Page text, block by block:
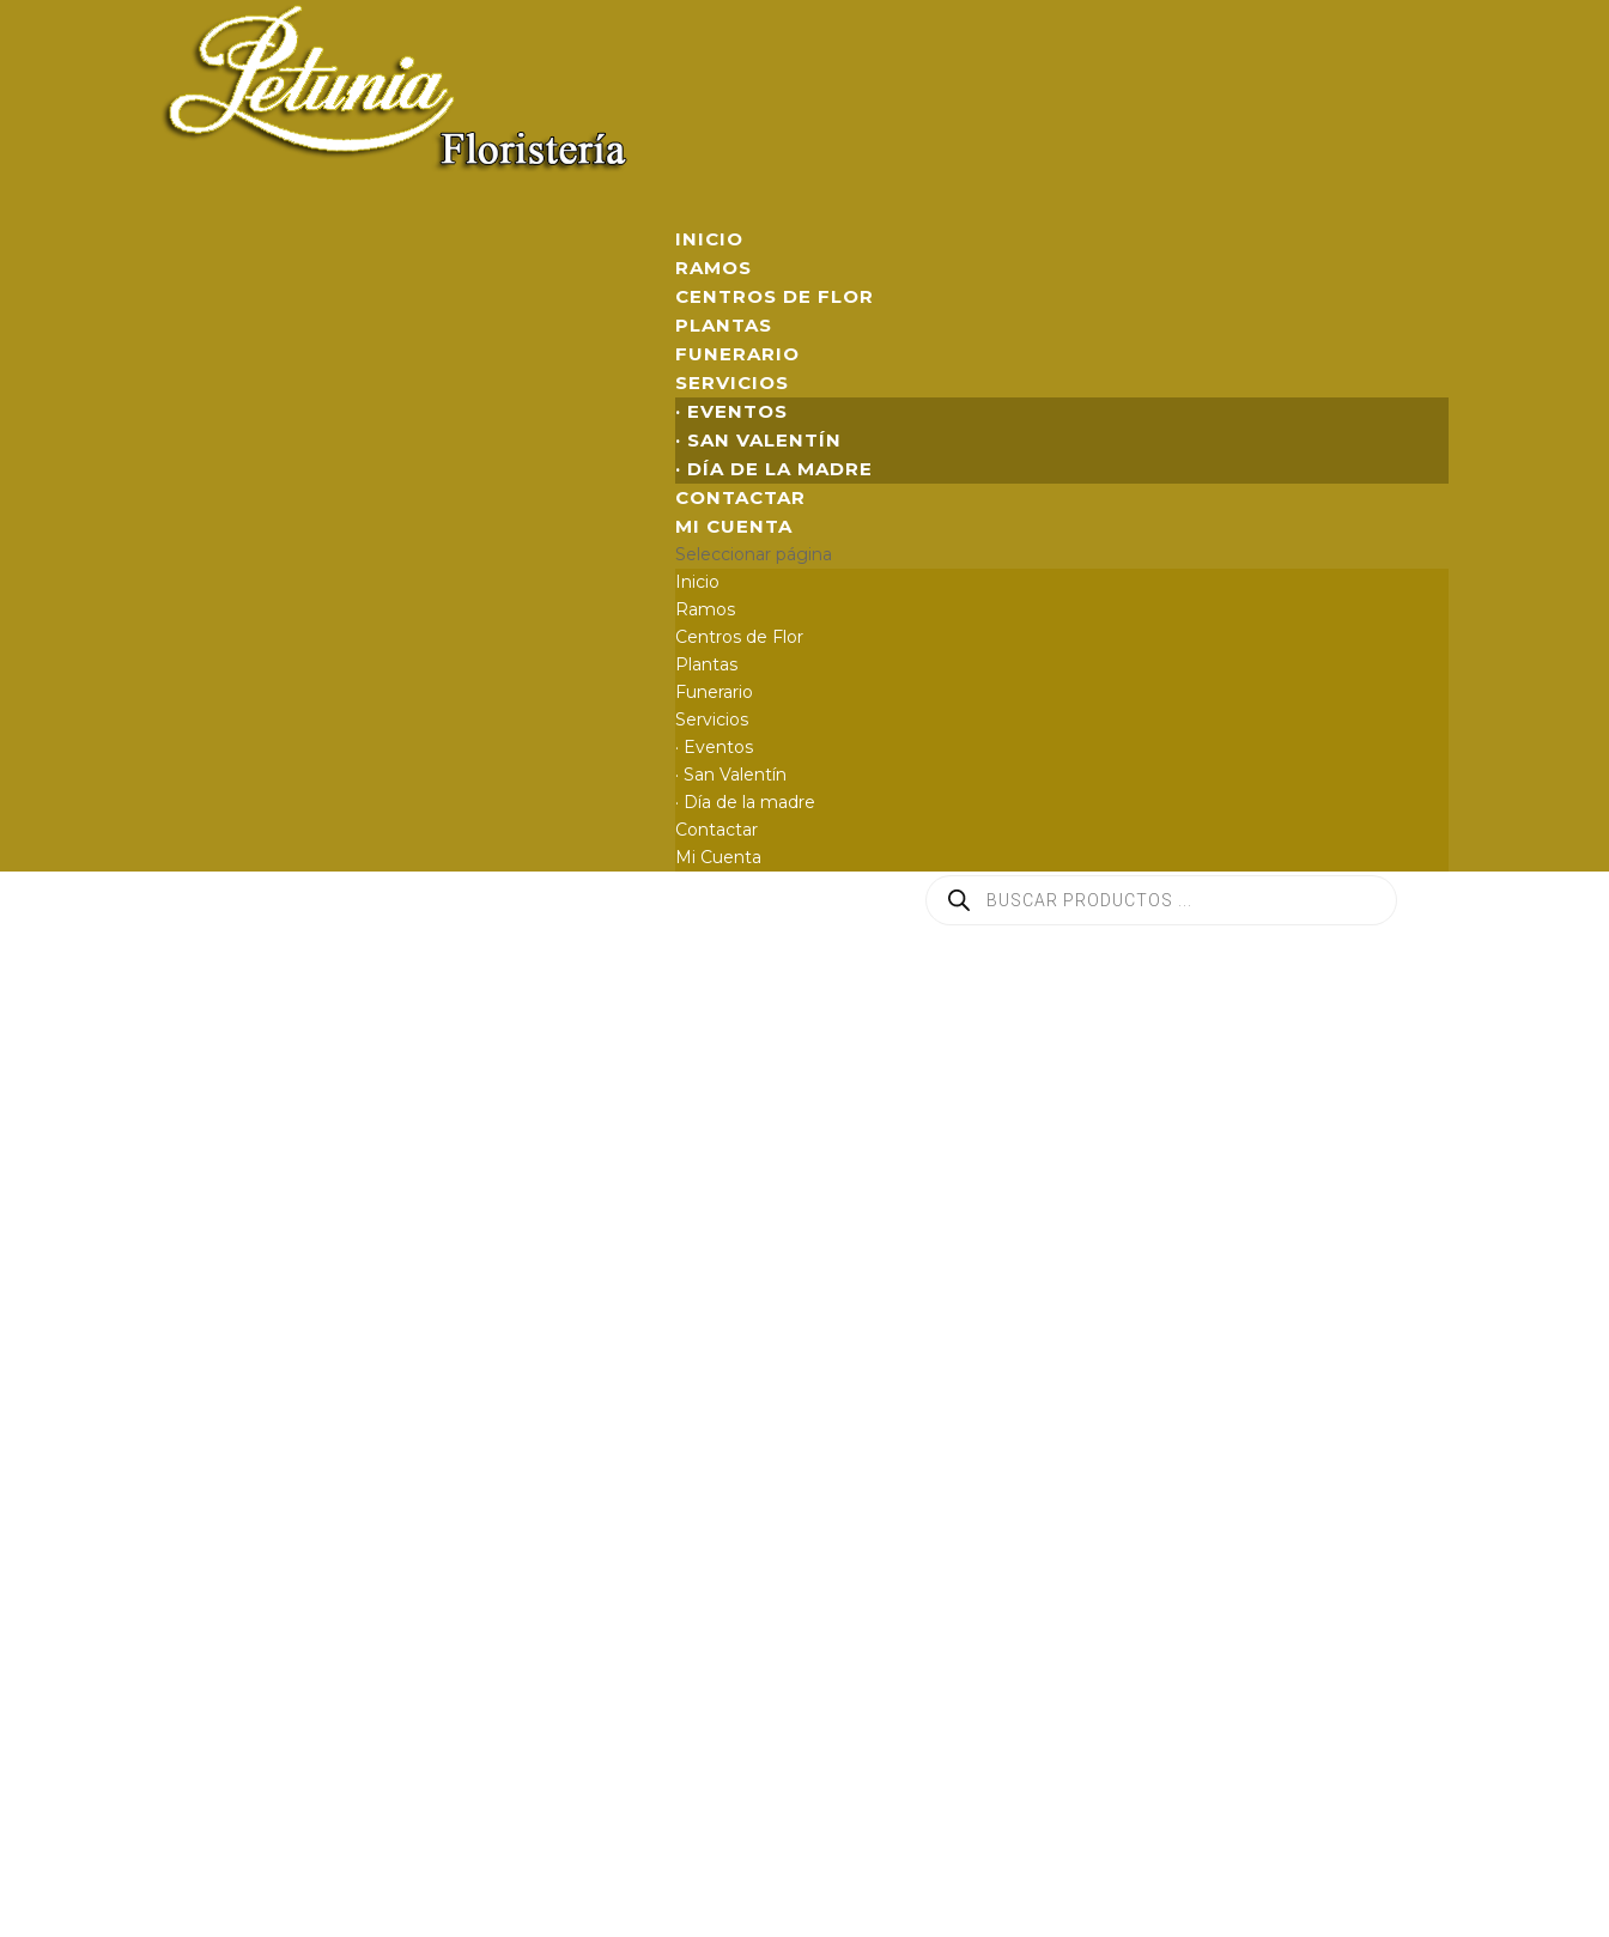
INICIO
RAMOS
CENTROS DE FLOR
PLANTAS
FUNERARIO
SERVICIOS
· EVENTOS
· SAN VALENTÍN
· DÍA DE LA MADRE
CONTACTAR
MI CUENTA
Seleccionar página
Inicio
Ramos
Centros de Flor
Plantas
Funerario
Servicios
· Eventos
· San Valentín
· Día de la madre
Contactar
Mi Cuenta
productos